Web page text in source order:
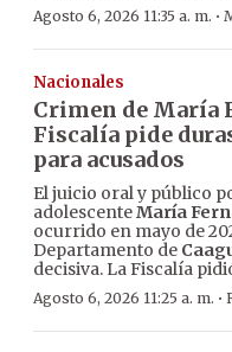
Agosto 6, 2026 11:35 a. m. ·
Nacionales
Crimen de María
Fiscalía pide
para acusados
El juicio oral y público
adolescenteMaría
ocurrido en mayo de
Departamento de
decisiva. La Fiscalía
Agosto 6, 2026 11:25 a. m. ·